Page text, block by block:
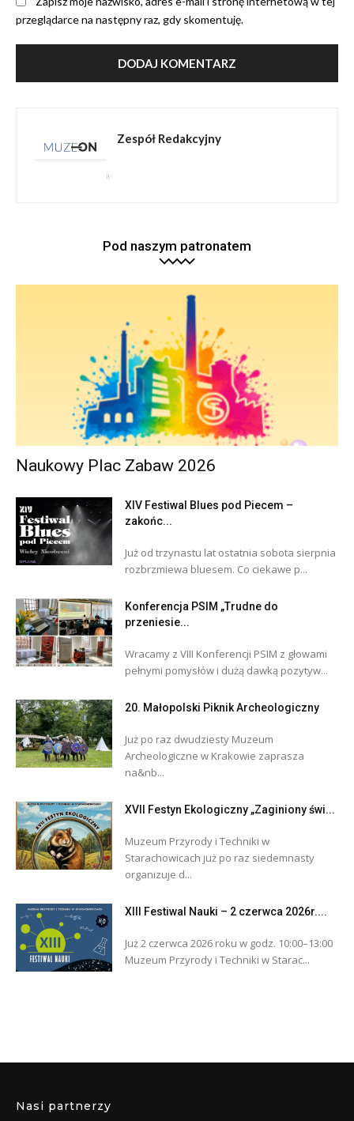
przeglądarce na następny raz, gdy skomentuję.
Zespół Redakcyjny
Pod naszym patronatem
Naukowy Plac Zabaw 2026
XIV Festiwal Blues pod Piecem –
zakońc...
Już od trzynastu lat ostatnia sobota sierpnia
rozbrzmiewa bluesem. Co ciekawe p...
Konferencja PSIM „Trudne do
przeniesie...
Wracamy z VIII Konferencji PSIM z głowami
pełnymi pomysłów i dużą dawką pozytyw...
20. Małopolski Piknik Archeologiczny
Już po raz dwudziesty Muzeum
Archeologiczne w Krakowie zaprasza
na&nb...
XVII Festyn Ekologiczny „Zaginiony świ...
Muzeum Przyrody i Techniki w
Starachowicach już po raz siedemnasty
organizuje d...
XIII Festiwal Nauki – 2 czerwca 2026r....
Już 2 czerwca 2026 roku w godz. 10:00–13:00
Muzeum Przyrody i Techniki w Starac...
Nasi partnerzy